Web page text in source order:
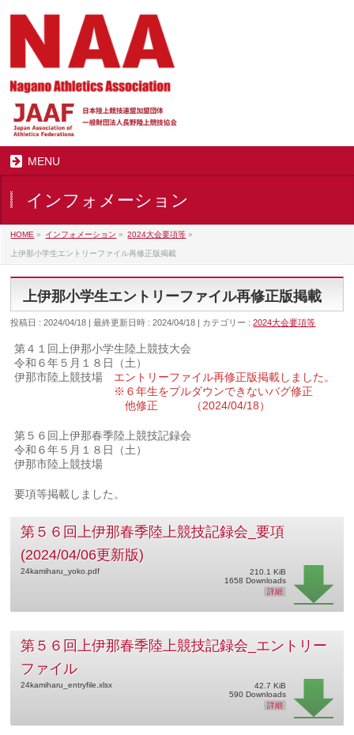
MENU
インフォメーション
HOME » インフォメーション » 2024大会要項等 »
上伊那小学生エントリーファイル再修正版掲載
上伊那小学生エントリーファイル再修正版掲載
投稿日 : 2024/04/18 最終更新日時 : 2024/04/18 カテゴリー :2024大会要項等
第４１回上伊那小学生陸上競技大会
令和６年５月１８日（土）
伊那市陸上競技場 エントリーファイル再修正版掲載しました。
※６年生をプルダウンできないバグ修正
他修正 （2024/04/18）
第５６回上伊那春季陸上競技記録会
令和６年５月１８日（土）
伊那市陸上競技場
要項等掲載しました。
第５６回上伊那春季陸上競技記録会_要項
(2024/04/06更新版)
24kamiharu_yoko.pdf
210.1 KiB
1658 Downloads
詳細
第５６回上伊那春季陸上競技記録会_エントリー
ファイル
24kamiharu_entryfile.xlsx
42.7 KiB
590 Downloads
詳細